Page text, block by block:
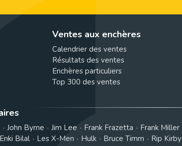
Ventes aux enchères
Calendrier des ventes
Résultats des ventes
Enchères particuliers
Top 300 des ventes
John Byrne Jim Lee Frank Frazetta Frank Miller
Enki Bilal Les X-Men Hulk Bruce Timm Rip Kirby